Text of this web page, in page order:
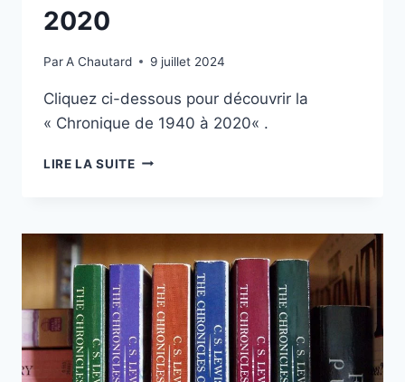
2020
ParA Chautard 9 juillet 2024
Cliquez ci-dessous pour découvrir la
« Chronique de 1940 à 2020« .
LIRE LA SUITE